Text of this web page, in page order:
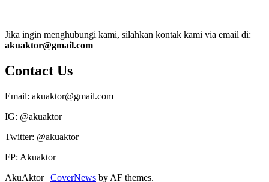
Jika ingin menghubungi kami, silahkan kontak kami via email di:
akuaktor@gmail.com
Contact Us
Email: akuaktor@gmail.com
IG: @akuaktor
Twitter: @akuaktor
FP: Akuaktor
AkuAktor | CoverNews by AF themes.